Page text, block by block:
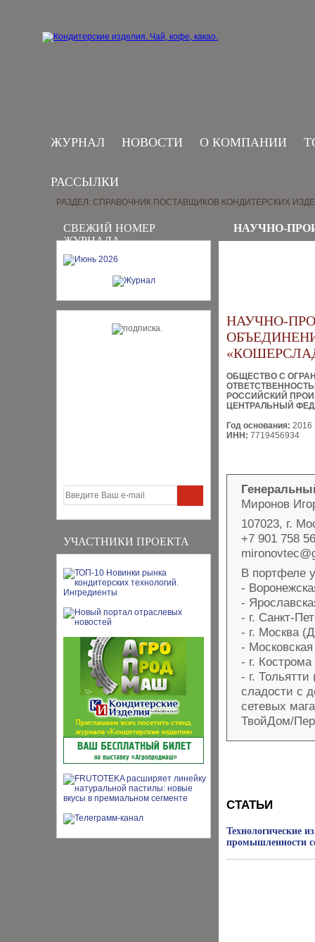
ЖУРНАЛ НОВОСТИ О КОМПАНИИ
РАССЫЛКИ
СВЕЖИЙ НОМЕР
ЖУРНАЛА
УЧАСТНИКИ ПРОЕКТА
РАЗДЕЛ: СПРАВОЧНИК ПОСТАВЩИКОВ КОНДИТЕРСКИХ
НАУЧНО-
НАУЧНО-
ОБЩЕСТВО С
РОССИЙСКИЙ
ЦЕНТРАЛЬНЫЙ
Год основания: 2016
ИНН: 7719456934
Миронов
107023, г.
+7 901 758
В портфеле
-
-
- г. Санкт-
- г. Москва
-
- г.
- г.
сладости с
сетевых
ТвойДом/
СТАТЬИ
Технологические
промышленности